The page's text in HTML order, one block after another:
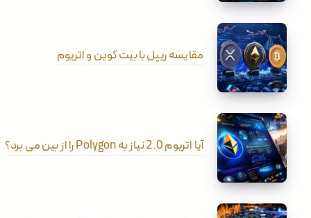
مقایسه ریپل با بیت کوین و اتریوم
آیا اتریوم 2.0 نیاز به Polygon را از بین می برد؟